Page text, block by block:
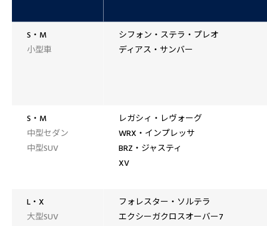
S・M
小型車
シフォン・ステラ・プレオ
ディアス・サンバー
S・M
中型セダン
中型SUV
レガシィ・レヴォーグ
WRX・インプレッサ
BRZ・ジャスティ
XV
L・X
大型SUV
フォレスター・ソルテラ
エクシーガクロスオーバー7